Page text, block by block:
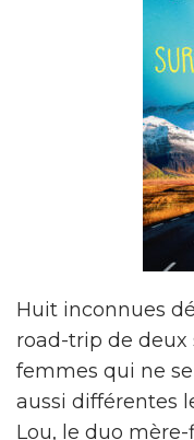
Huit inconnues
road-trip de deux
femmes qui ne
aussi différentes
Lou, le duo